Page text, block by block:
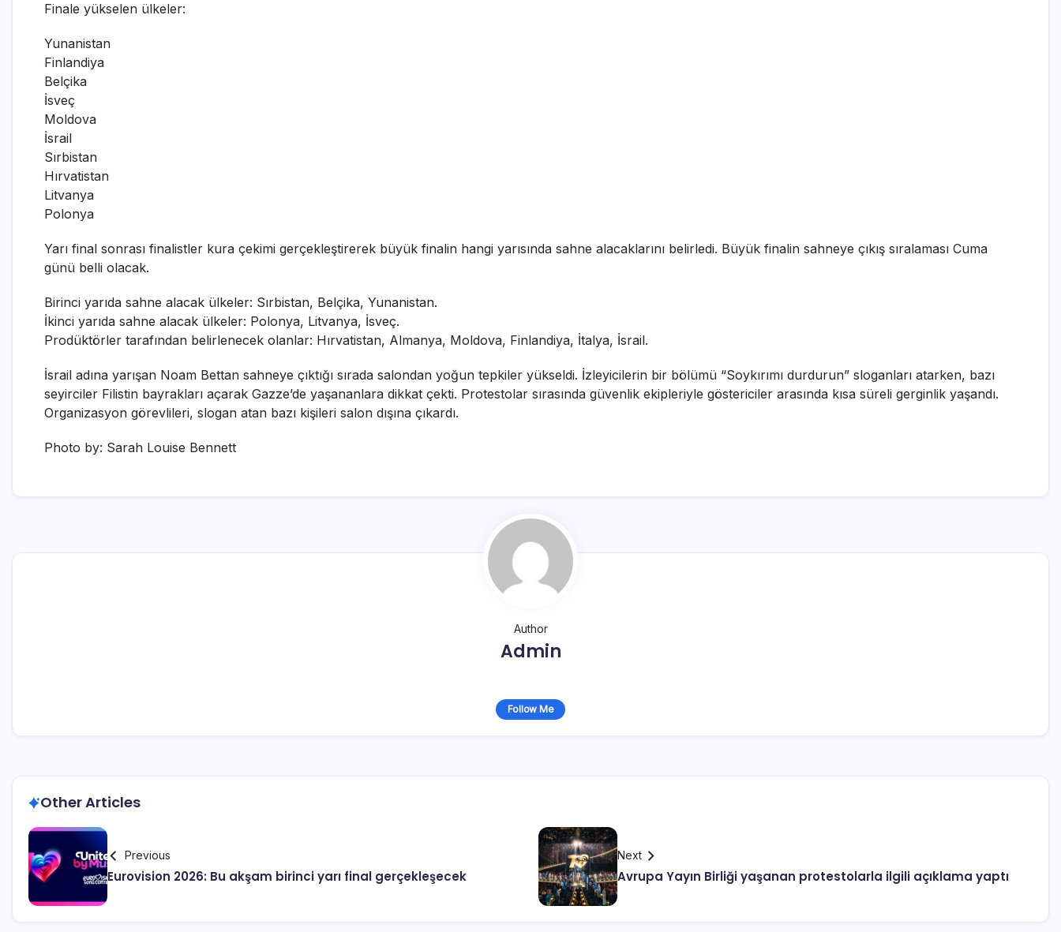
Finale yükselen ülkeler:
Yunanistan
Finlandiya
Belçika
İsveç
Moldova
İsrail
Sırbistan
Hırvatistan
Litvanya
Polonya
Yarı final sonrası finalistler kura çekimi gerçekleştirerek büyük finalin hangi yarısında sahne alacaklarını belirledi. Büyük finalin sahneye çıkış sıralaması Cuma
günü belli olacak.
Birinci yarıda sahne alacak ülkeler: Sırbistan, Belçika, Yunanistan.
İkinci yarıda sahne alacak ülkeler: Polonya, Litvanya, İsveç.
Prodüktörler tarafından belirlenecek olanlar: Hırvatistan, Almanya, Moldova, Finlandiya, İtalya, İsrail.
İsrail adına yarışan Noam Bettan sahneye çıktığı sırada salondan yoğun tepkiler yükseldi. İzleyicilerin bir bölümü “Soykırımı durdurun” sloganları atarken, bazı
seyirciler Filistin bayrakları açarak Gazze’de yaşananlara dikkat çekti. Protestolar sırasında güvenlik ekipleriyle göstericiler arasında kısa süreli gerginlik yaşandı.
Organizasyon görevlileri, slogan atan bazı kişileri salon dışına çıkardı.
Photo by: Sarah Louise Bennett
Author
Admin
Follow Me
Other Articles
Previous
Eurovision 2026: Bu akşam birinci yarı final gerçekleşecek
Next
Avrupa Yayın Birliği yaşanan protestolarla ilgili açıklama yaptı